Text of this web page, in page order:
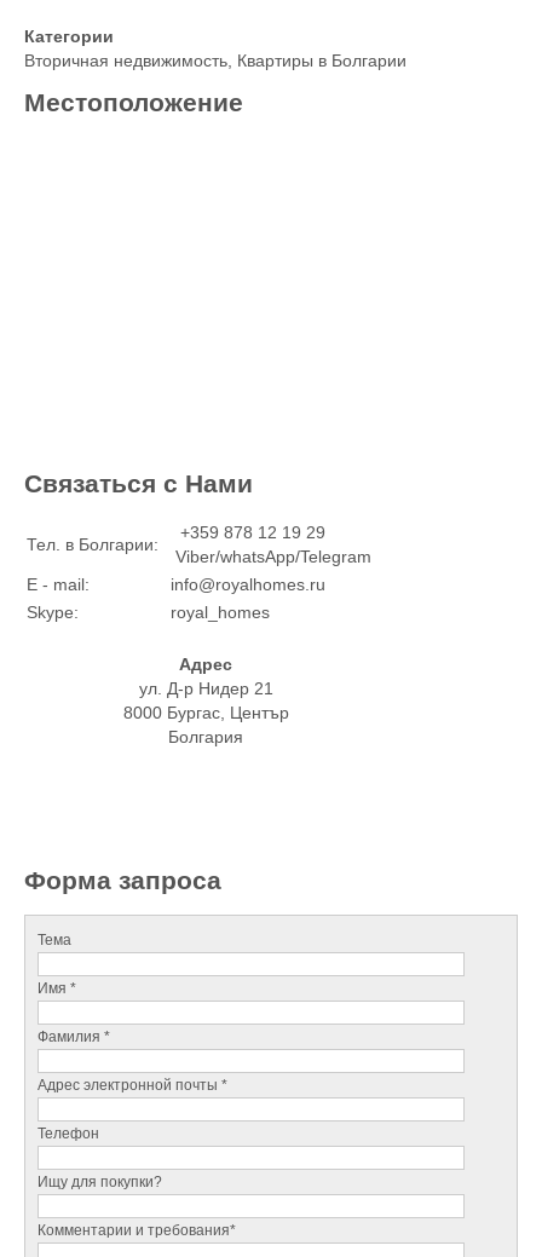
Категории
Вторичная недвижимость, Квартиры в Болгарии
Местоположение
Связаться с Нами
Тел. в Болгарии:
+359 878 12 19 29
Viber/whatsApp/Telegram
E - mail:
info@royalhomes.ru
Skype:
royal_homes
Адрес
ул. Д-р Нидер 21
8000 Бургас, Център
Болгария
Форма запроса
Тема
Имя *
Фамилия *
Адрес электронной почты *
Телефон
Ищу для покупки?
Комментарии и требования*